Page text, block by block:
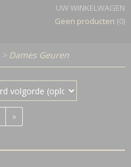
UW WINKELWAGEN
Geen producten (0)
> Dames Geuren
»